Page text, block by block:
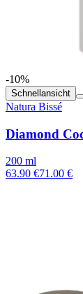
-10%
Schnellansicht
Natura Bissé
Diamond
200 ml
63.90 €71.00 €